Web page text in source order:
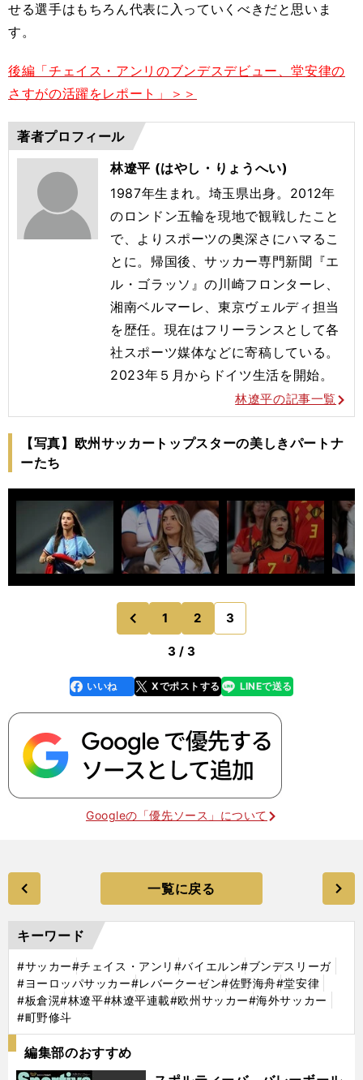
せる選手はもちろん代表に入っていくべきだと思いま
す。
後編「チェイス・アンリのブンデスデビュー、堂安律の
さすがの活躍をレポート」＞＞
著者プロフィール
林遼平 (はやし・りょうへい)
1987年生まれ。埼玉県出身。2012年
のロンドン五輪を現地で観戦したこと
で、よりスポーツの奥深さにハマるこ
とに。帰国後、サッカー専門新聞『エ
ル・ゴラッソ』の川崎フロンターレ、
湘南ベルマーレ、東京ヴェルディ担当
を歴任。現在はフリーランスとして各
社スポーツ媒体などに寄稿している。
2023年５月からドイツ生活を開始。
林遼平の記事一覧
【写真】欧州サッカートップスターの美しきパートナ
ーたち
前
のページへ
1 2 3
3 / 3
faceboo
k
いいね Xでポストする
line LINEで送る
Googleの「優先ソース」について
一覧に戻る
キーワード
#サッカー#チェイス・アンリ #バイエルン#ブンデスリーガ
#ヨーロッパサッカー#レバークーゼン#佐野海舟#堂安律
#板倉滉#林遼平#林遼平連載#欧州サッカー#海外サッカー
#町野修斗
編集部のおすすめ